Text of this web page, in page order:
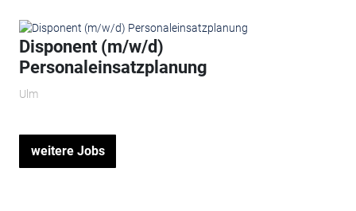
Disponent (m/w/d)
Personaleinsatzplanung
Ulm
weitere Jobs